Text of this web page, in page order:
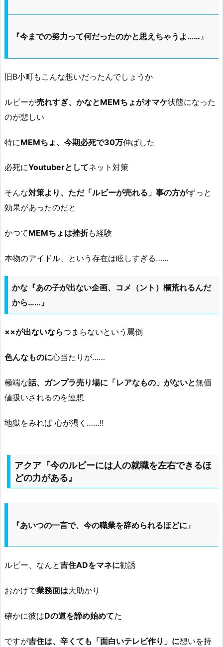
『今までの努力って何だったのかと思えちゃうよ……』
旧B小町もこんな想いだったんでしょうか
ルビーが売れすぎ、かなとMEMちょがオマケ状態になった
のが悲しい
特にMEMちょ、今期必死で30万伸ばした
必死にYoutuberとしてネット対策
そんな対策より、ただ「ルビーが売れる」事の方がずっと
効果があったのだと
かつてMEMちょは挫折も経験
本物のアイドル、という存在は眩しすぎる……
かな『あの子が出ない企画、コメ（ント）欄荒れるんだ
から……』
××が出ないならつまらないという罵倒
色んなものに心当たりが……
極端な話、ガンプラ売り場に「レアなもの」がないと無価
値扱いされるのを連想
地獄をみれば 心が渇く……!!
アクア『今のルビーには人の就職を左右できるほ
どの力がある』
『あいつの一言で、今の職業を辞められるほどに 』
ルビー、なんと吉住ADをマネに勧誘
おかげで業務面は大助かり
確かに彼はDの道を諦め始めてた
ですが吉住は、辛くても「面白いテレビ作り」に想いを持